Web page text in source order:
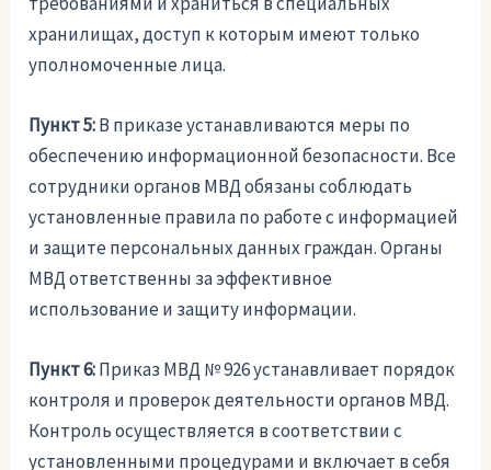
хранилищах, доступ к которым имеют только
уполномоченные лица.
Пункт 5:В приказе устанавливаются меры по
обеспечению информационной безопасности. Все
сотрудники органов МВД обязаны соблюдать
установленные правила по работе с информацией
и защите персональных данных граждан. Органы
МВД ответственны за эффективное
использование и защиту информации.
Пункт 6:Приказ МВД № 926 устанавливает порядок
контроля и проверок деятельности органов МВД.
Контроль осуществляется в соответствии с
установленными процедурами и включает в себя